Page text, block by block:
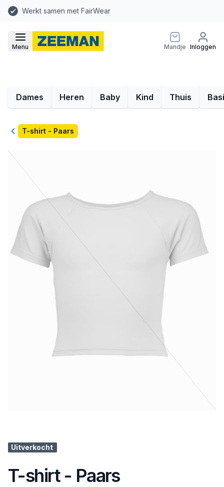
Werkt samen met FairWear
Menu Mandje Inloggen
Dames Heren Baby Kind Thuis
TerugT-shirt - Paars
Uitverkocht
T-shirt - Paars